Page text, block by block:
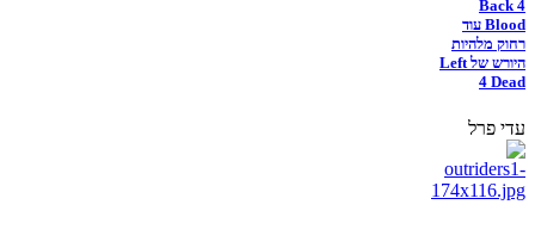
Back 4
Blood עוד
רחוק מלהיות
היורש של Left
4 Dead
עדי פרל